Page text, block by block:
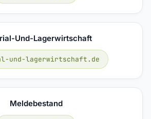
Und-Lagerwirtschaft
und-lagerwirtschaft.de
Meldebestand